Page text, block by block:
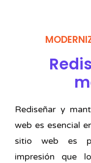
Rediseñar y
web es esencial
sitio web es
impresión que